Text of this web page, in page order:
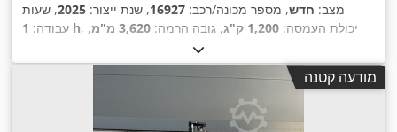
מצב: חדש, מספר מכונה/רכב: 16927, שנת ייצור: 2025, שעות
עבודה: 1 h , יכולת העמסה: 1,200 ק"ג , גובה הרמה: 3,620 מ"מ
,
, סוג דלק:
גובה בנייה:2,280 מ"מ , מתח סוללה: 24 V , אורך המזלג:1,150
מודעה קטנה